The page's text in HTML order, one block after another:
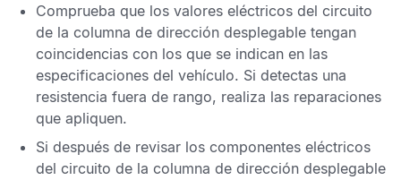
Comprueba que los valores eléctricos del circuito
de la columna de dirección desplegable tengan
coincidencias con los que se indican en las
especificaciones del vehículo. Si detectas una
resistencia fuera de rango, realiza las reparaciones
que apliquen.
Si después de revisar los componentes eléctricos
del circuito de la columna de dirección desplegable